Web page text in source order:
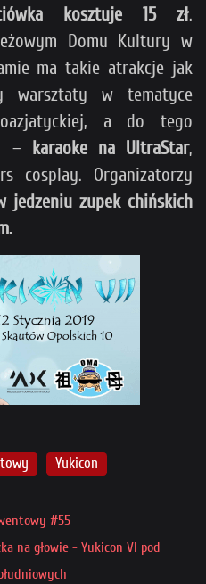
kosztuje 15 zł.
Domu Kultury w
ma takie atrakcje jak
warsztaty w tematyce
a do tego
– karaoke na UltraStar,
cosplay. Organizatorzy
jedzeniu zupek chińskich
Yukicon
#55
na głowie - Yukicon VI pod